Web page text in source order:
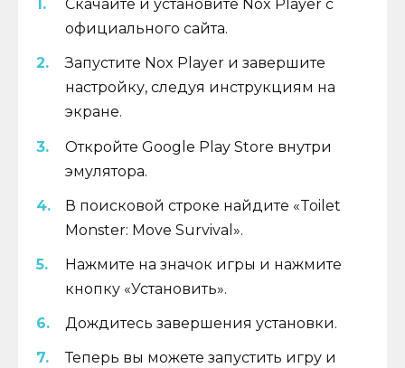
Скачайте и установите Nox Player с
официального сайта.
Запустите Nox Player и завершите
настройку, следуя инструкциям на
экране.
Откройте Google Play Store внутри
эмулятора.
В поисковой строке найдите «Toilet
Monster: Move Survival».
Нажмите на значок игры и нажмите
кнопку «Установить».
Дождитесь завершения установки.
Теперь вы можете запустить игру и